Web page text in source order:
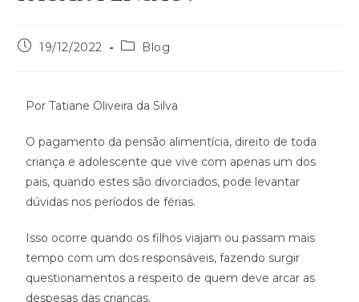
19/12/2022 Blog
Por Tatiane Oliveira da Silva
O pagamento da pensão alimentícia, direito de toda
criança e adolescente que vive com apenas um dos
pais, quando estes são divorciados, pode levantar
dúvidas nos períodos de férias.
Isso ocorre quando os filhos viajam ou passam mais
tempo com um dos responsáveis, fazendo surgir
questionamentos a respeito de quem deve arcar as
despesas das crianças.